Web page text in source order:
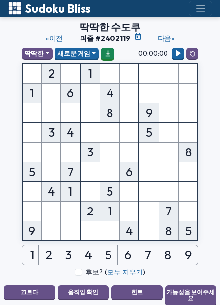
Sudoku Bliss
딱딱한 수도쿠
«이전 퍼즐 #2402119 다음»
딱딱한 새로운 게임 00:00:00
2
1
1
6
4
8
9
3
4
5
3
8
5
7
6
4
1
5
2
1
7
9
4 8 5
1 2 3 4 5 6 7 8 9
후보? (모두 지우기)